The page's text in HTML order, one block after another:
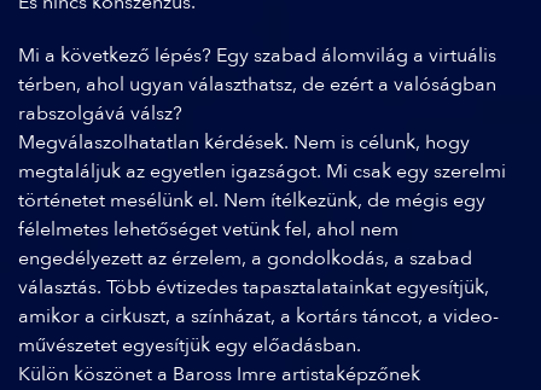
Mi a következő lépés? Egy szabad álomvilág a virtuális
térben, ahol ugyan választhatsz, de ezért a valóságban
rabszolgává válsz?
Megválaszolhatatlan kérdések. Nem is célunk, hogy
megtaláljuk az egyetlen igazságot. Mi csak egy szerelmi
történetet mesélünk el. Nem ítélkezünk, de mégis egy
félelmetes lehetőséget vetünk fel, ahol nem
engedélyezett az érzelem, a gondolkodás, a szabad
választás. Több évtizedes tapasztalatainkat egyesítjük,
amikor a cirkuszt, a színházat, a kortárs táncot, a video-
művészetet egyesítjük egy előadásban.
Külön köszönet a Baross Imre artistaképzőnek